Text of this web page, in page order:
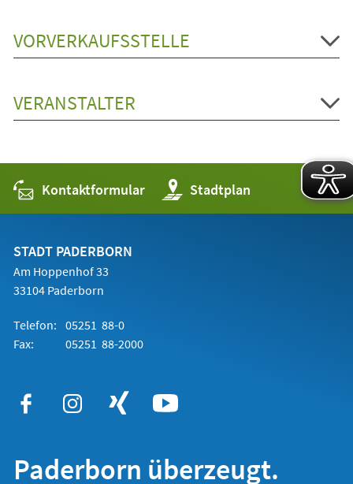
VORVERKAUFSSTELLE
VERANSTALTER
Kontaktformular Stadtplan
(Öffnet
in
einem
STADT PADERBORN
Am Hoppenhof 33
33104 Paderborn
Telefon: 05251 88-0
Fax:
05251 88-2000
Paderborn überzeugt.